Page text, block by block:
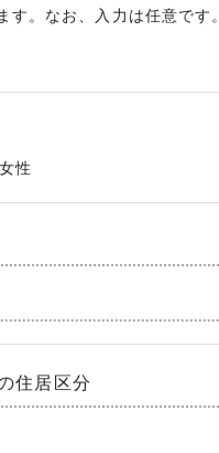
す。なお、入力は任意です。
女性
住居区分